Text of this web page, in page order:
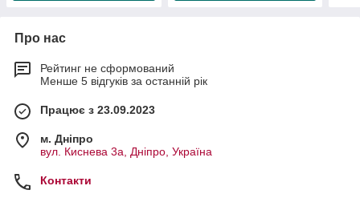
Про нас
Рейтинг не сформований
Менше 5 відгуків за останній рік
Працює з 23.09.2023
м. Дніпро
вул. Киснева 3а, Дніпро, Україна
Контакти